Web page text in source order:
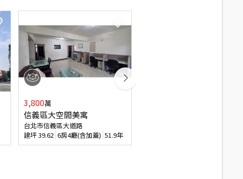
3,800萬
信義區大空間美寓
台北市信義區大道路
建坪39.62 6房4廳(含加蓋) 51.9年